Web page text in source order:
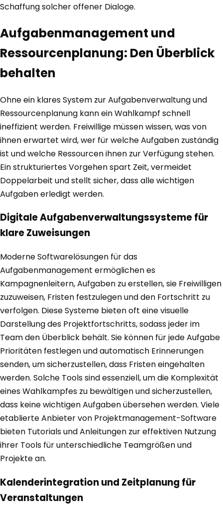
Schaffung solcher offener Dialoge.
Aufgabenmanagement und
Ressourcenplanung: Den Überblick
behalten
Ohne ein klares System zur Aufgabenverwaltung und
Ressourcenplanung kann ein Wahlkampf schnell
ineffizient werden. Freiwillige müssen wissen, was von
ihnen erwartet wird, wer für welche Aufgaben zuständig
ist und welche Ressourcen ihnen zur Verfügung stehen.
Ein strukturiertes Vorgehen spart Zeit, vermeidet
Doppelarbeit und stellt sicher, dass alle wichtigen
Aufgaben erledigt werden.
Digitale Aufgabenverwaltungssysteme für
klare Zuweisungen
Moderne Softwarelösungen für das
Aufgabenmanagement ermöglichen es
Kampagnenleitern, Aufgaben zu erstellen, sie Freiwilligen
zuzuweisen, Fristen festzulegen und den Fortschritt zu
verfolgen. Diese Systeme bieten oft eine visuelle
Darstellung des Projektfortschritts, sodass jeder im
Team den Überblick behält. Sie können für jede Aufgabe
Prioritäten festlegen und automatisch Erinnerungen
senden, um sicherzustellen, dass Fristen eingehalten
werden. Solche Tools sind essenziell, um die Komplexität
eines Wahlkampfes zu bewältigen und sicherzustellen,
dass keine wichtigen Aufgaben übersehen werden. Viele
etablierte Anbieter von Projektmanagement-Software
bieten Tutorials und Anleitungen zur effektiven Nutzung
ihrer Tools für unterschiedliche Teamgrößen und
Projekte an.
Kalenderintegration und Zeitplanung für
Veranstaltungen